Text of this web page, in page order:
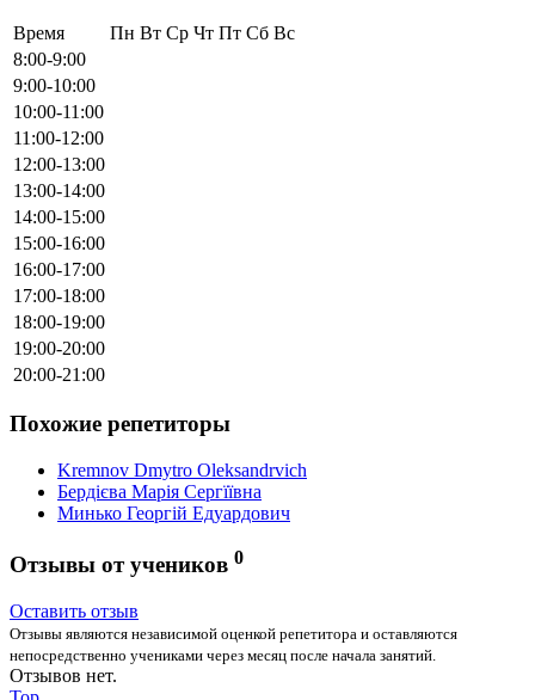
Время Пн Вт Ср Чт Пт Сб Вс
8:00-9:00
9:00-10:00
10:00-11:00
11:00-12:00
12:00-13:00
13:00-14:00
14:00-15:00
15:00-16:00
16:00-17:00
17:00-18:00
18:00-19:00
19:00-20:00
20:00-21:00
Похожие репетиторы
Kremnov Dmytro Oleksandrvich
Бердієва Марія Сергїївна
Минько Георгій Едуардович
Отзывы от учеников 0
Оставить отзыв
Отзывы являются независимой оценкой репетитора и оставляются
непосредственно учениками через месяц после начала занятий.
Отзывов нет.